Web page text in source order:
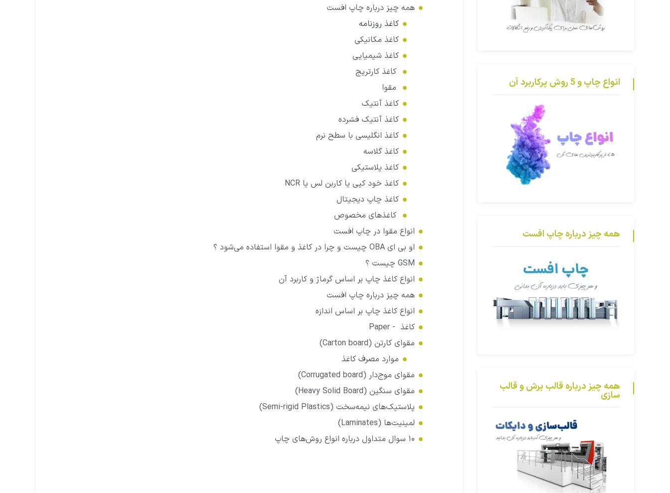
همه چیز درباره چاپ افست
کاغذ روزنامه
کاغذ مکانیکی
کاغذ شیمیایی
کاغذ کارتریج
مقوا
کاغذ آنتیک
کاغذ آنتیک فشرده
کاغذ انگلیسی با سطح نرم
کاغذ گلاسه
کاغذ پلاستیکی
کاغذ خود کپی یا کاربن لس یا NCR
کاغذ چاپ دیجیتال
کاغذهای مخصوص
انواع مقوا در چاپ افست
او بی ای OBA چیست و چرا در کاغذ و مقوا استفاده می‌شود ؟
GSM چیست ؟
انواع کاغذ چاپ بر اساس گرماژ و کاربرد آن
همه چیز درباره چاپ افست
انواع کاغذ چاپ بر اساس اندازه
کاغذ - Paper
مقوای کارتن (Carton board)
موارد مصرف کاغذ
مقوای موج‌دار (Corrugated board)
مقوای سنگین (Heavy Solid Board)
پلاستیک‌های نیمه‌سخت (Semi-rigid Plastics)
لمینیت‌ها (Laminates)
۱۰ سوال متداول درباره انواع روش‌های چاپ
انواع چاپ و 5 روش پرکاربرد آن
همه چیز درباره چاپ افست
همه چیز درباره قالب برش و قالب
سازی